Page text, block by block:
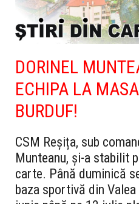
DORINEL
ECHIPA LA
BURDUF!
CSM Reșița, sub
Munteanu, și-a stabilit
carte. Până duminică
baza sportivă din